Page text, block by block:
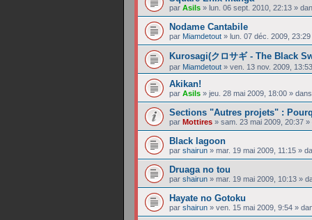
par Asils » lun. 06 sept. 2010, 22:13 »
Nodame Cantabile
par Miamdetout » lun. 07 déc. 2009, 23:29
Kurosagi(クロサギ - The Black
par Miamdetout » ven. 13 nov. 2009, 13:53
Akikan!
par Asils » jeu. 28 mai 2009, 18:00 » dans
Sections "Autres projets" :
par Mottires » sam. 23 mai 2009, 20:37 »
Black lagoon
par shairun » mar. 19 mai 2009, 11:15 »
Druaga no tou
par shairun » mar. 19 mai 2009, 10:13 »
Hayate no Gotoku
par shairun » ven. 15 mai 2009, 9:54 »